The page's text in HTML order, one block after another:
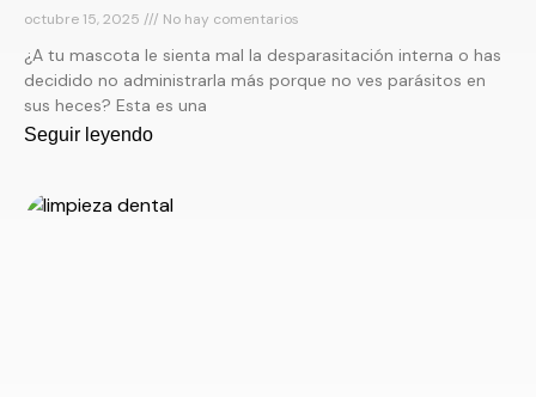
octubre 15, 2025 No hay comentarios
¿A tu mascota le sienta mal la desparasitación interna o has
decidido no administrarla más porque no ves parásitos en
sus heces? Esta es una
Seguir leyendo